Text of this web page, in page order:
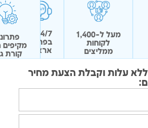
מעל ל-1,400
ממליצים
24/7
פתרונות
מקיפים תחת
קורת גג 1
וקבלת הצעת מחיר